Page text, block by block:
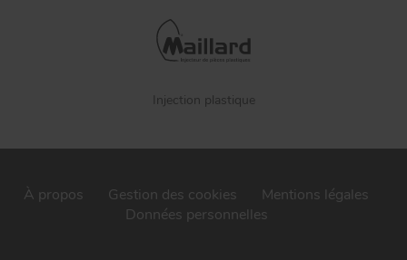
Injection plastique
À propos Gestion des cookies
Mentions légales
Données personnelles